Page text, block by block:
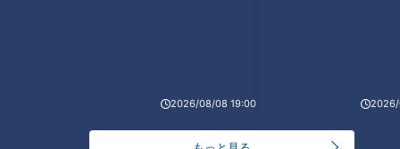
2026/08/08 19:00 2026/